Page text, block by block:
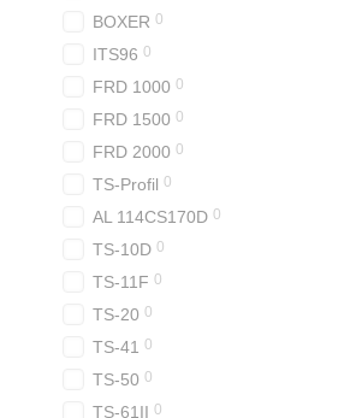
BOXER 0
ITS96 0
FRD 1000 0
FRD 1500 0
FRD 2000 0
TS-Profil 0
AL 114CS170D 0
TS-10D 0
TS-11F 0
TS-20 0
TS-41 0
TS-50 0
TS-61ІІ 0